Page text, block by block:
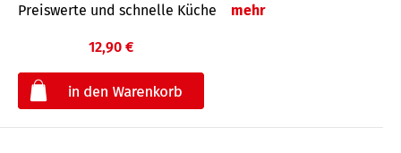
Preiswerte und schnelle Küche mehr
12,90 €